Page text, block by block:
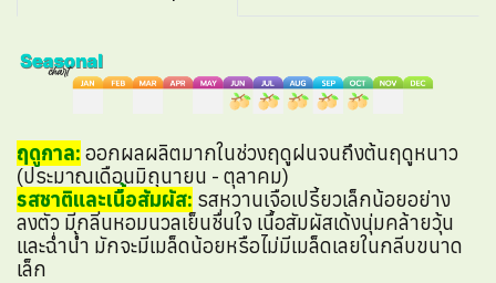
ฤดูกาล: ออกผลผลิตมากในช่วงฤดูฝนจนถึงต้นฤดูหนาว
(ประมาณเดือนมิถุนายน - ตุลาคม)
รสชาติและเนื้อสัมผัส: รสหวานเจือเปรี้ยวเล็กน้อยอย่าง
ลงตัว มีกลิ่นหอมนวลเย็นชื่นใจ เนื้อสัมผัสเด้งนุ่มคล้ายวุ้น
และฉ่ำน้ำ มักจะมีเมล็ดน้อยหรือไม่มีเมล็ดเลยในกลีบขนาด
เล็ก